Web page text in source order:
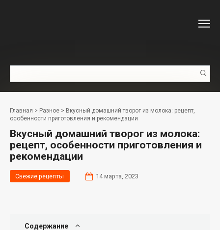
Главная > Разное > Вкусный домашний творог из молока: рецепт,
особенности приготовления и рекомендации
Вкусный домашний творог из молока:
рецепт, особенности приготовления и
рекомендации
Свежие рецепты 14 марта, 2023
Содержание